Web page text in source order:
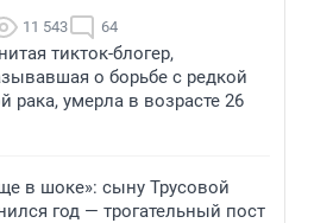
11 543 64
тикток-блогер,
о борьбе с редкой
рака, умерла в возрасте 26
в шоке»: сыну Трусовой
год — трогательный пост